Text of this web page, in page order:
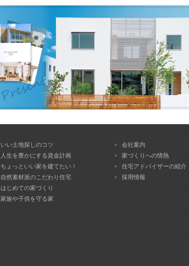
いい土地探しのコツ
人生を豊かにする資金計画
ちょっといい家を建てたい！
自然素材派のこだわり住宅
はじめての家づくり
家族や子供を守る家
会社案内
家づくりへの情熱
住宅アドバイザーの紹介
採用情報